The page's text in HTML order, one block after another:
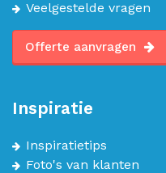
Veelgestelde vragen
Offerte aanvragen
Inspiratie
Inspiratietips
Foto's van klanten